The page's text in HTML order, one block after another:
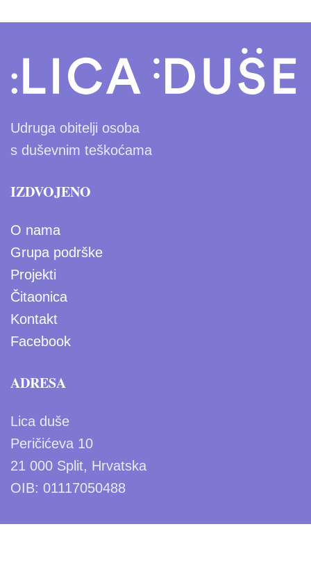
Udruga obitelji osoba
s duševnim teškoćama
IZDVOJENO
O nama
Grupa podrške
Projekti
Čitaonica
Kontakt
Facebook
ADRESA
Lica duše
Peričićeva 10
21 000 Split, Hrvatska
OIB: 01117050488